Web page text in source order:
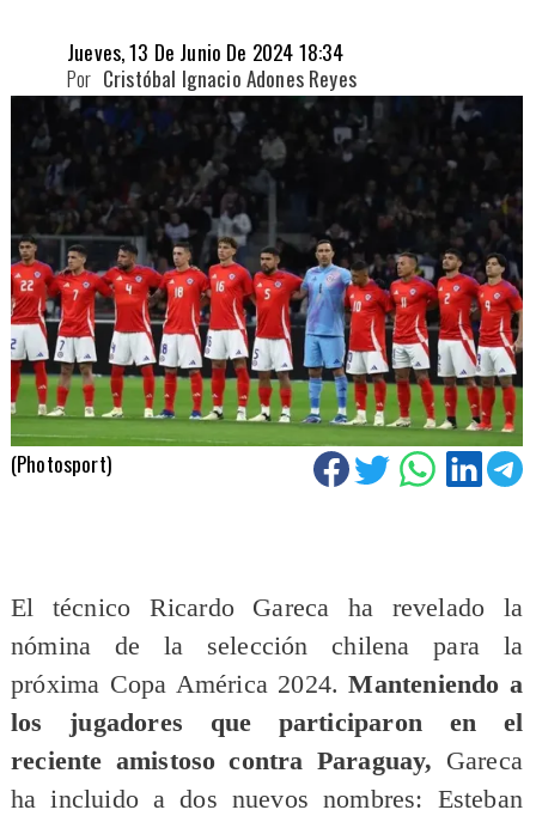
Jueves, 13 De Junio De 2024 18:34
Cristóbal Ignacio Adones Reyes
Por
(Photosport)
El técnico Ricardo Gareca ha revelado la
nómina de la selección chilena para la
próxima Copa América 2024.Manteniendo a
los jugadores que participaron en el
reciente amistoso contra Paraguay, Gareca
ha incluido a dos nuevos nombres: Esteban